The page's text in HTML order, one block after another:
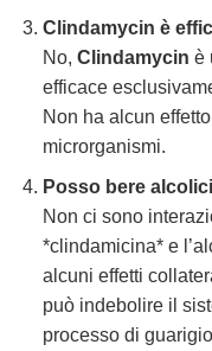
Clindamycin è
No, Clindamycin è
efficace
Non ha alcun
microrganismi.
Posso bere
Non ci sono
*clindamicina* e
alcuni effetti
può indebolire il
processo di